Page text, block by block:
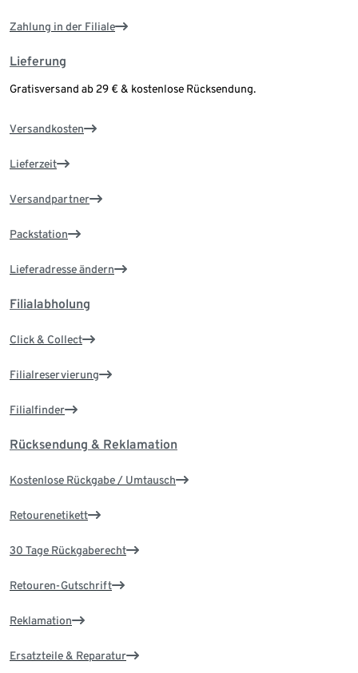
Zahlung in der Filiale
Lieferung
Gratisversand ab 29 € & kostenlose Rücksendung.
Versandkosten
Lieferzeit
Versandpartner
Packstation
Lieferadresse ändern
Filialabholung
Click & Collect
Filialreservierung
Filialfinder
Rücksendung & Reklamation
Kostenlose Rückgabe / Umtausch
Retourenetikett
30 Tage Rückgaberecht
Retouren-Gutschrift
Reklamation
Ersatzteile & Reparatur